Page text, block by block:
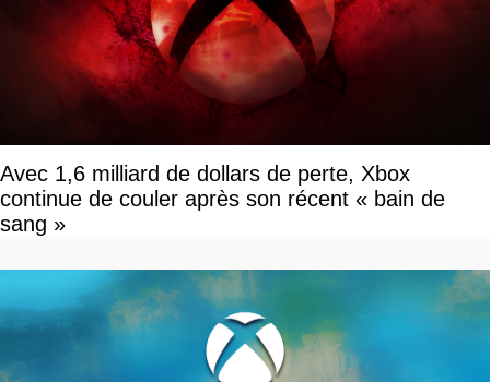
Avec 1,6 milliard de dollars de perte, Xbox
continue de couler après son récent « bain de
sang »